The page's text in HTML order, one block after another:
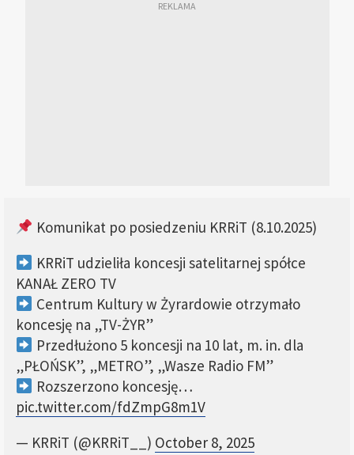
Komunikat po posiedzeniu KRRiT (8.10.2025)
KRRiT udzieliła koncesji satelitarnej spółce
KANAŁ ZERO TV
Centrum Kultury w Żyrardowie otrzymało
koncesję na „TV-ŻYR”
Przedłużono 5 koncesji na 10 lat, m. in. dla
„PŁOŃSK”, „METRO”, „Wasze Radio FM”
Rozszerzono koncesję…
pic.twitter.com/fdZmpG8m1V
— KRRiT (@KRRiT__) October 8, 2025